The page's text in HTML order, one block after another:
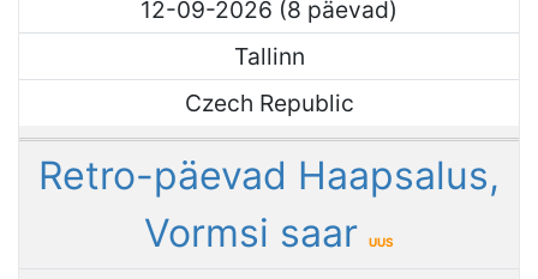
12-09-2026 (8 päevad)
Tallinn
Czech Republic
Retro-päevad Haapsalus,
Vormsi saar
UUS